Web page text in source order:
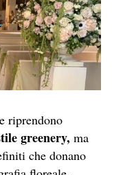
e riprendono
greenery, ma
che donano